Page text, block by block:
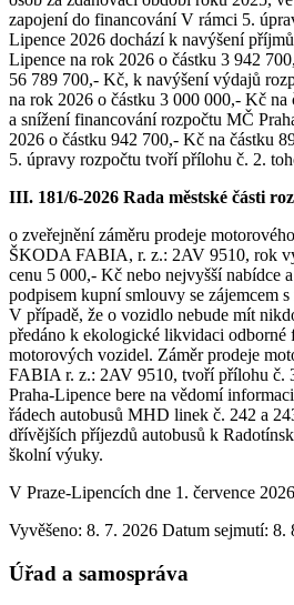
zapojení do financování V rámci 5.
Lipence 2026 dochází k navýšení
Lipence na rok 2026 o částku 3 942
56 789 700,- Kč, k navýšení výdajů
na rok 2026 o částku 3 000 000,- Kč
a snížení financování rozpočtu MČ
2026 o částku 942 700,- Kč na částku
5. úpravy rozpočtu tvoří přílohu č. 2.
III. 181/6-2026 Rada městské části
o zveřejnění záměru prodeje
ŠKODA FABIA, r. z.: 2AV 9510, rok
cenu 5 000,- Kč nebo nejvyšší nabídce
podpisem kupní smlouvy se zájemcem
V případě, že o vozidlo nebude mít
předáno k ekologické likvidaci odborné
motorových vozidel. Záměr prodeje
FABIA r. z.: 2AV 9510, tvoří přílohu č.
Praha-Lipence bere na vědomí
řádech autobusů MHD linek č. 242 a
dřívějších příjezdů autobusů k
školní výuky.
V Praze-Lipencích dne 1. července 2026
Vyvěšeno: 8. 7. 2026 Datum sejmutí: 8.
Úřad a samospráva